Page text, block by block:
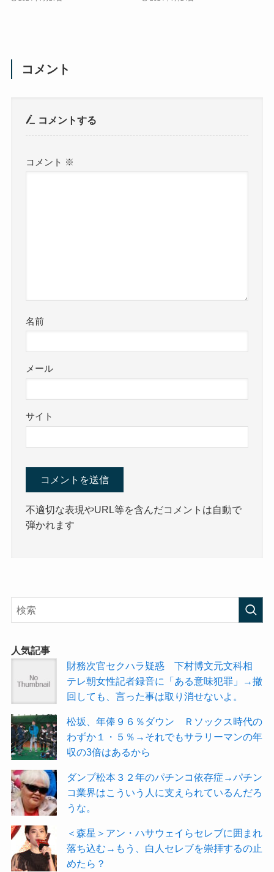
コメント
コメントする
コメント ※
名前
メール
サイト
不適切な表現やURL等を含んだコメントは自動で
弾かれます
人気記事
財務次官セクハラ疑惑 下村博文元文科相
テレ朝女性記者録音に「ある意味犯罪」→撤
回しても、言った事は取り消せないよ。
松坂、年俸９６％ダウン Ｒソックス時代の
わずか１・５％→それでもサラリーマンの年
収の3倍はあるから
ダンプ松本３２年のパチンコ依存症→パチン
コ業界はこういう人に支えられているんだろ
うな。
＜森星＞アン・ハサウェイらセレブに囲まれ
落ち込む→もう、白人セレブを崇拝するの止
めたら？